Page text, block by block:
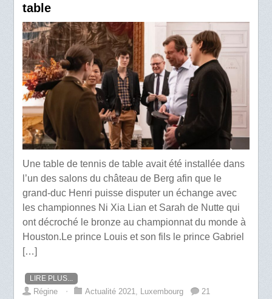
table
Une table de tennis de table avait été installée dans
l’un des salons du château de Berg afin que le
grand-duc Henri puisse disputer un échange avec
les championnes Ni Xia Lian et Sarah de Nutte qui
ont décroché le bronze au championnat du monde à
Houston.Le prince Louis et son fils le prince Gabriel
[…]
LIRE PLUS...
Régine ⋅ Actualité 2021, Luxembourg
21